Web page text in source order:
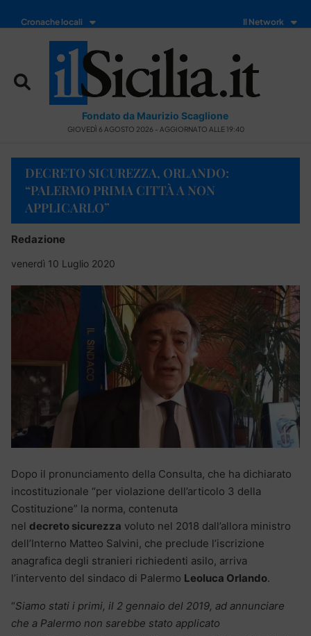
Cronache locali Il Network
Fondato da Maurizio Scaglione
GIOVEDÌ 6 AGOSTO 2026 - AGGIORNATO ALLE 19:40
DECRETO SICUREZZA, ORLANDO:
“PALERMO PRIMA CITTÀ A NON
APPLICARLO”
Redazione
venerdì 10 Luglio 2020
Dopo il pronunciamento della Consulta, che ha dichiarato
incostituzionale “per violazione dell’articolo 3 della
Costituzione” la norma, contenuta
nel decreto sicurezza voluto nel 2018 dall’allora ministro
dell’Interno Matteo Salvini, che preclude l’iscrizione
anagrafica degli stranieri richiedenti asilo, arriva
l’intervento del sindaco di Palermo Leoluca Orlando.
“Siamo stati i primi, il 2 gennaio del 2019, ad annunciare
che a Palermo non sarebbe stato applicato